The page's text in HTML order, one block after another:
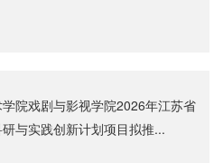
院戏剧与影视学院2026年江苏省
与实践创新计划项目拟推...